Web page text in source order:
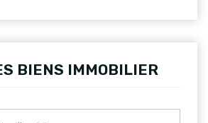
BIENS IMMOBILIER